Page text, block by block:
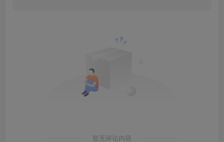
暂无评论内容